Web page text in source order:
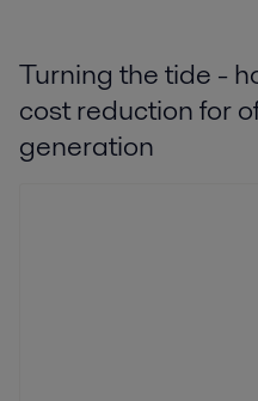
Turning the tide -
cost reduction for
generation